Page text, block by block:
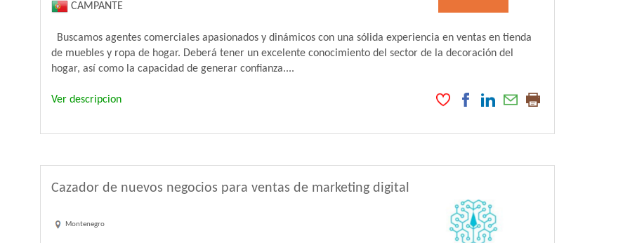
CAMPANTE
Buscamos agentes comerciales apasionados y dinámicos con una sólida experiencia en ventas en tienda
de muebles y ropa de hogar. Deberá tener un excelente conocimiento del sector de la decoración del
hogar, así como la capacidad de generar confianza....
Ver descripcion
Cazador de nuevos negocios para ventas de marketing digital
Montenegro